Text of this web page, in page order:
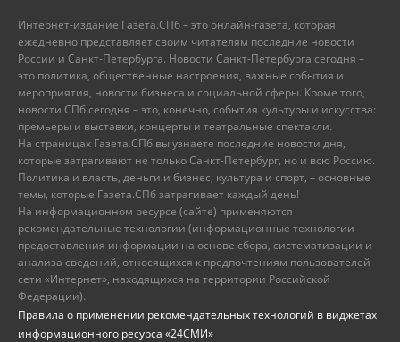
Интернет-издание Газета.СПб – это онлайн-газета, которая
ежедневно представляет своим читателям последние новости
России и Санкт-Петербурга. Новости Санкт-Петербурга сегодня –
это политика, общественные настроения, важные события и
мероприятия, новости бизнеса и социальной сферы. Кроме того,
новости СПб сегодня – это, конечно, события культуры и искусства:
премьеры и выставки, концерты и театральные спектакли.
На страницах Газета.СПб вы узнаете последние новости дня,
которые затрагивают не только Санкт-Петербург, но и всю Россию.
Политика и власть, деньги и бизнес, культура и спорт, – основные
темы, которые Газета.СПб затрагивает каждый день!
На информационном ресурсе (сайте) применяются
рекомендательные технологии (информационные технологии
предоставления информации на основе сбора, систематизации и
анализа сведений, относящихся к предпочтениям пользователей
сети «Интернет», находящихся на территории Российской
Федерации).
Правила о применении рекомендательных технологий в виджетах
информационного ресурса «24СМИ»